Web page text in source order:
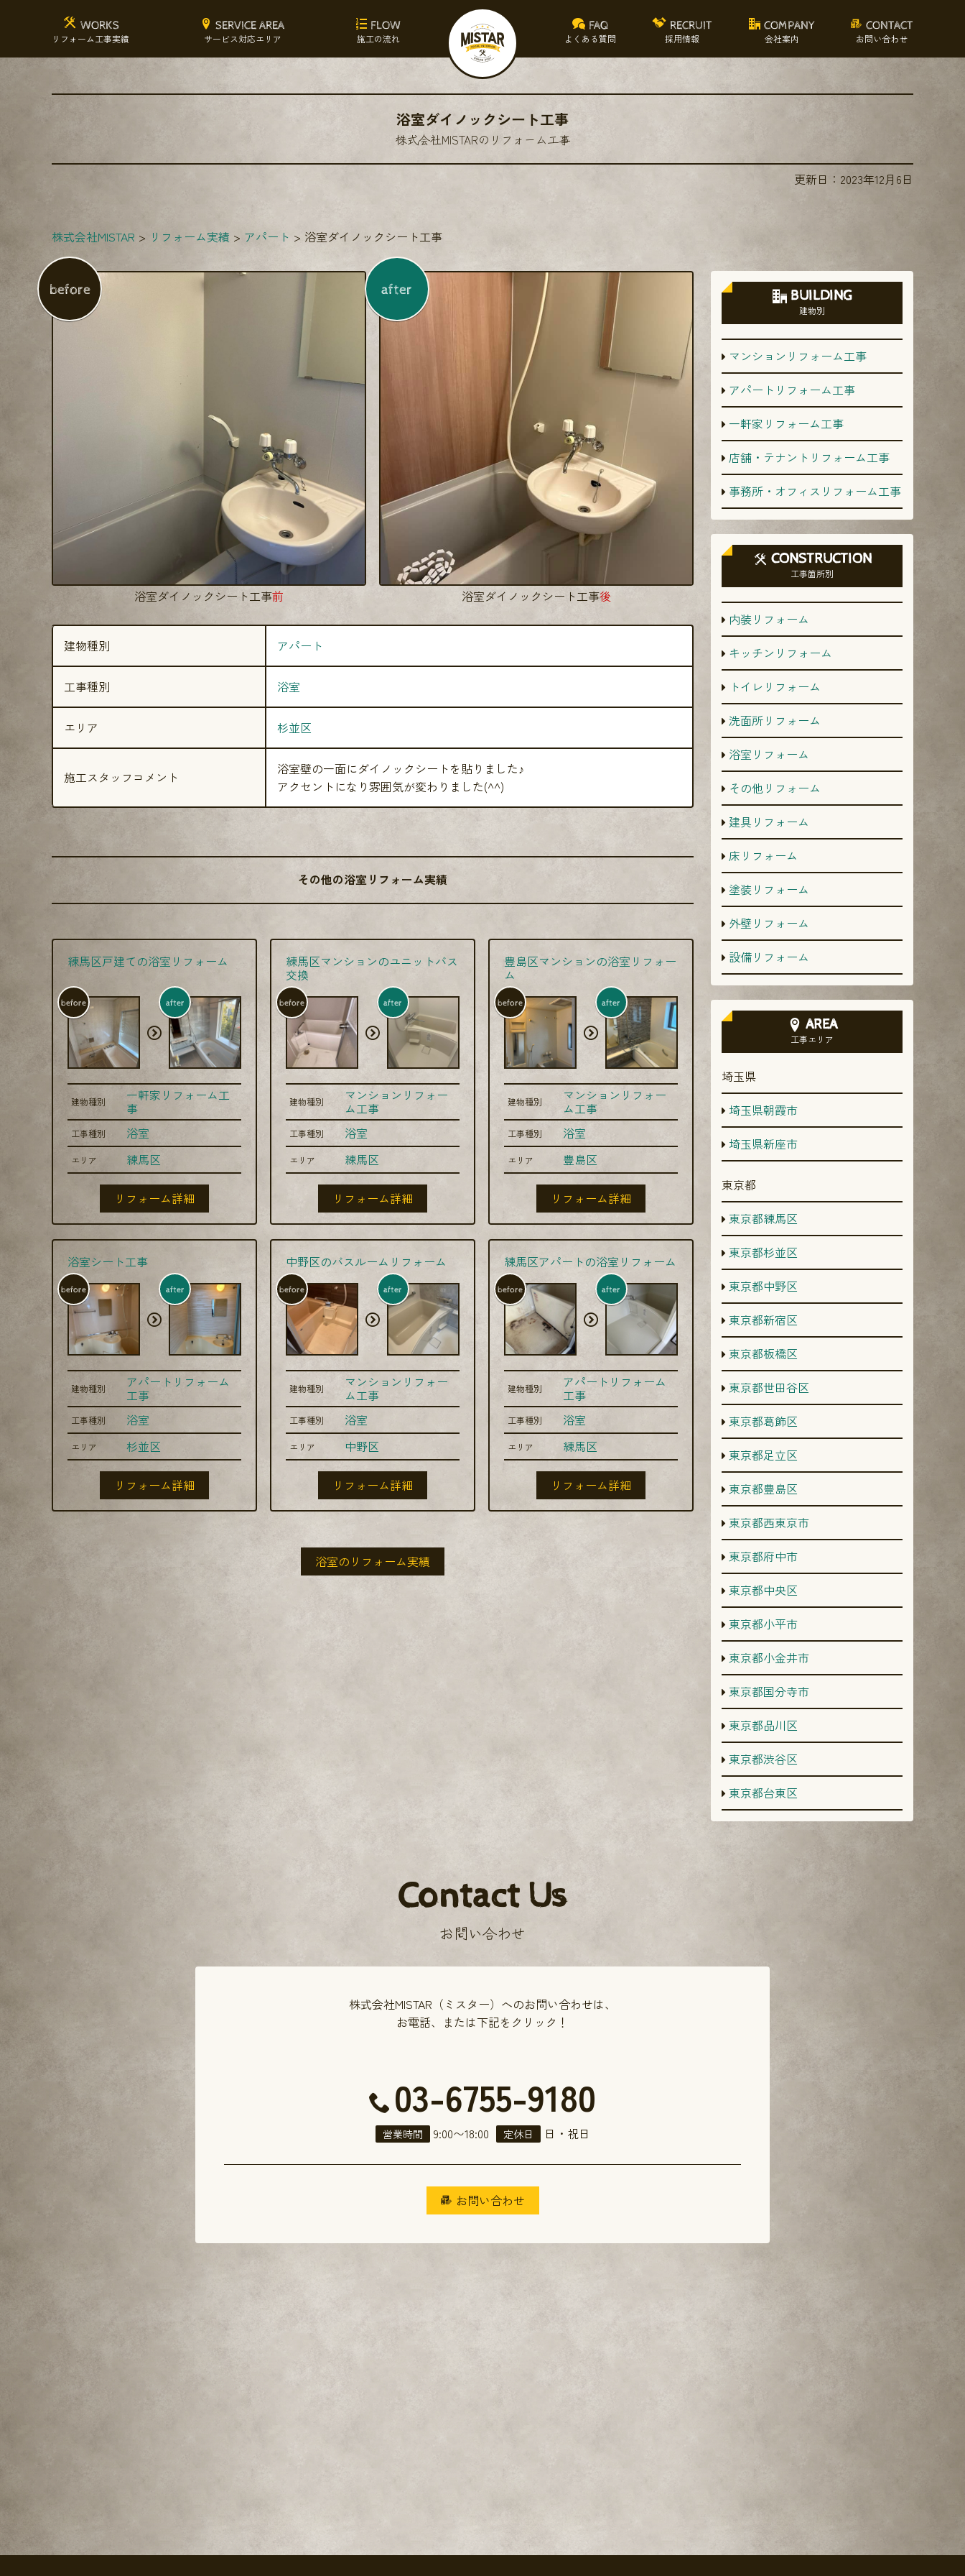
WORKS
リフォーム工事実績
SERVICE AREA
サービス対応エリア
FLOW
施工の流れ
FAQ
よくある質問
RECRUIT
採用情報
COMPANY
会社案内
CONTACT
お問い合わせ
浴室ダイノックシート工事
株式会社MISTARのリフォーム工事
更新日： 2023年12月6日
株式会社MISTAR リフォーム実績 アパート 浴室ダイノックシート工事
before
浴室ダイノックシート工事前
after
浴室ダイノックシート工事後
建物種別 アパート
工事種別 浴室
エリア 杉並区
施工スタッフコメント
浴室壁の一面にダイノックシートを貼りました♪
アクセントになり雰囲気が変わりました(^^)
その他の浴室リフォーム実績
練馬区戸建ての浴室リフォーム
before after
建物種別 一軒家リフォーム工
事
工事種別 浴室
エリア 練馬区
リフォーム詳細
練馬区マンションのユニットバス
交換
before after
建物種別 マンションリフォー
ム工事
工事種別 浴室
エリア 練馬区
リフォーム詳細
豊島区マンションの浴室リフォー
ム
before after
建物種別 マンションリフォー
ム工事
工事種別 浴室
エリア 豊島区
リフォーム詳細
浴室シート工事
before after
建物種別 アパートリフォーム
工事
工事種別 浴室
エリア 杉並区
リフォーム詳細
中野区のバスルームリフォーム
before after
建物種別 マンションリフォー
ム工事
工事種別 浴室
エリア 中野区
リフォーム詳細
練馬区アパートの浴室リフォーム
before after
建物種別 アパートリフォーム
工事
工事種別 浴室
エリア 練馬区
リフォーム詳細
浴室のリフォーム実績
BUILDING
建物別
マンションリフォーム工事
アパートリフォーム工事
一軒家リフォーム工事
店舗・テナントリフォーム工事
事務所・オフィスリフォーム工事
CONSTRUCTION
工事箇所別
内装リフォーム
キッチンリフォーム
トイレリフォーム
洗面所リフォーム
浴室リフォーム
その他リフォーム
建具リフォーム
床リフォーム
塗装リフォーム
外壁リフォーム
設備リフォーム
AREA
工事エリア
埼玉県
埼玉県朝霞市
埼玉県新座市
東京都
東京都練馬区
東京都杉並区
東京都中野区
東京都新宿区
東京都板橋区
東京都世田谷区
東京都葛飾区
東京都足立区
東京都豊島区
東京都西東京市
東京都府中市
東京都中央区
東京都小平市
東京都小金井市
東京都国分寺市
東京都品川区
東京都渋谷区
東京都台東区
Contact Us
お問い合わせ
株式会社MISTAR（ミスター）へのお問い合わせは、
お電話、または下記をクリック！
03-6755-9180
営業時間 9:00〜18:00 定休日 日・祝日
お問い合わせ